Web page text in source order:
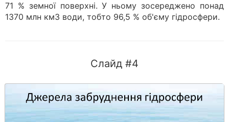
71 % земної поверхні. У ньому зосереджено понад
1370 млн км3 води, тобто 96,5 % об'є­му гідросфери.
Слайд #4